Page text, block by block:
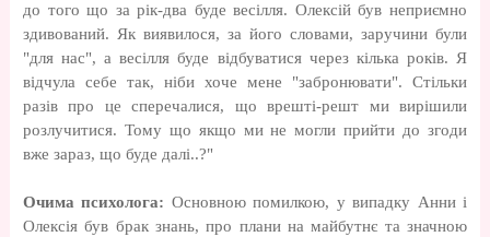
до того що за рік-два буде весілля. Олексій був неприємно
здивований. Як виявилося, за його словами, заручини були
"для нас", а весілля буде відбуватися через кілька років. Я
відчула себе так, ніби хоче мене "забронювати". Стільки
разів про це сперечалися, що врешті-решт ми вирішили
розлучитися. Тому що якщо ми не могли прийти до згоди
вже зараз, що буде далі..?"
Очима психолога: Основною помилкою, у випадку Анни і
Олексія був брак знань, про плани на майбутнє та значною